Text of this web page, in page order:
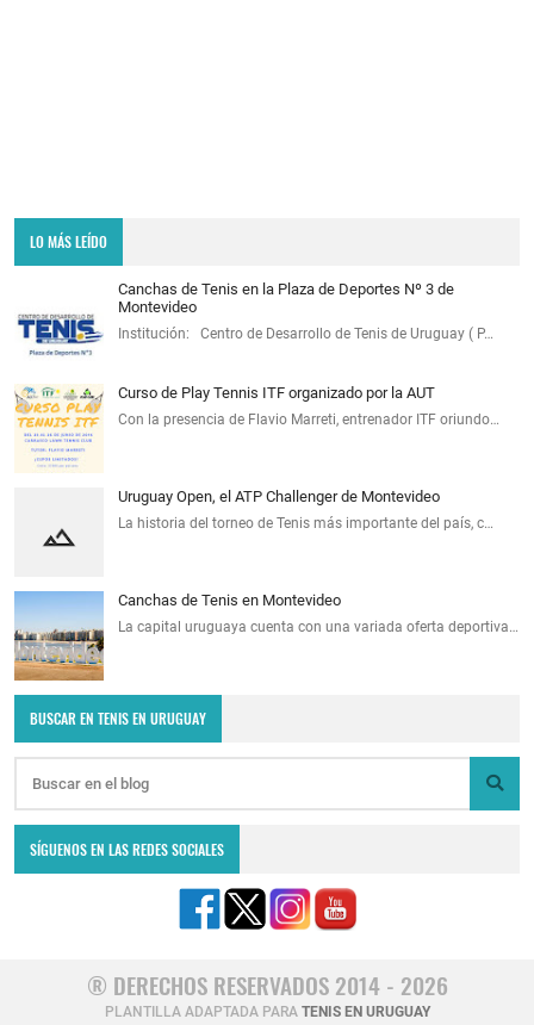
LO MÁS LEÍDO
Canchas de Tenis en la Plaza de Deportes Nº 3 de
Montevideo
Institución: Centro de Desarrollo de Tenis de Uruguay ( P…
Curso de Play Tennis ITF organizado por la AUT
Con la presencia de Flavio Marreti, entrenador ITF oriundo…
Uruguay Open, el ATP Challenger de Montevideo
La historia del torneo de Tenis más importante del país, c…
Canchas de Tenis en Montevideo
La capital uruguaya cuenta con una variada oferta deportiva…
BUSCAR EN TENIS EN URUGUAY
SÍGUENOS EN LAS REDES SOCIALES
® DERECHOS RESERVADOS 2014 - 2026
PLANTILLA ADAPTADA PARA TENIS EN URUGUAY